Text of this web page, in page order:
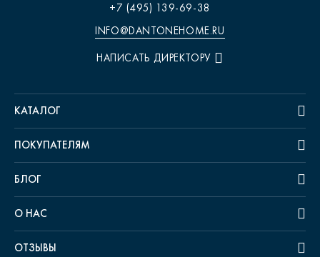
+7 (495) 139-69-38
INFO@DANTONEHOME.RU
НАПИСАТЬ ДИРЕКТОРУ
КАТАЛОГ
ПОКУПАТЕЛЯМ
БЛОГ
О НАС
ОТЗЫВЫ